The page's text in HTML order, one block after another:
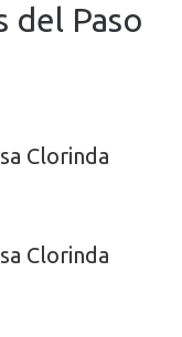
Paso
Clorinda
Clorinda